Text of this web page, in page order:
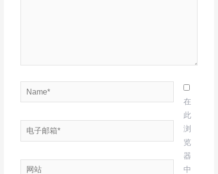
Name*
电
子
箱
网
在
此
浏
览
器
中